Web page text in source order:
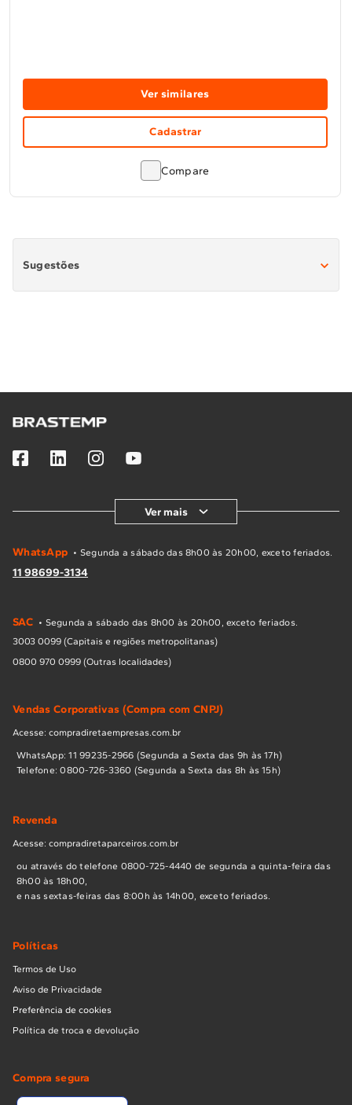
Ver similares
Cadastrar
Compare
Sugestões
Ver mais
WhatsApp • Segunda a sábado das 8h00 às 20h00, exceto feriados.
11 98699-3134
SAC • Segunda a sábado das 8h00 às 20h00, exceto feriados.
3003 0099 (Capitais e regiões metropolitanas)
0800 970 0999 (Outras localidades)
Vendas Corporativas (Compra com CNPJ)
Acesse: compradiretaempresas.com.br
WhatsApp: 11 99235-2966 (Segunda a Sexta das 9h às 17h)
Telefone: 0800-726-3360 (Segunda a Sexta das 8h às 15h)
Revenda
Acesse: compradiretaparceiros.com.br
ou através do telefone 0800-725-4440 de segunda a quinta-feira das
8h00 às 18h00,
e nas sextas-feiras das 8:00h às 14h00, exceto feriados.
Políticas
Termos de Uso
Aviso de Privacidade
Preferência de cookies
Política de troca e devolução
Compra segura